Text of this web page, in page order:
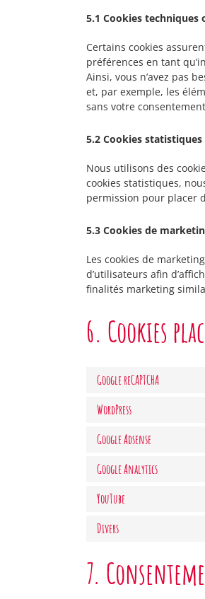
5.1 Cookies techniques
Certains cookies
préférences en tant
Ainsi, vous n’avez pas
et, par exemple, les
sans votre
5.2 Cookies statistiques
Nous utilisons des
cookies statistiques,
permission pour placer
5.3 Cookies de
Les cookies de
d’utilisateurs afin
finalités marketing
6. Cookies
Google reCAPTCHA
WordPress
Google Adsense
Google Analytics
YouTube
Divers
7.